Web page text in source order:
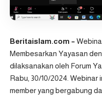
Beritaislam.com –
Membesarkan Yayasan
dilaksanakan oleh Forum
Rabu, 30/10/2024. Webinar
member yang bergabung